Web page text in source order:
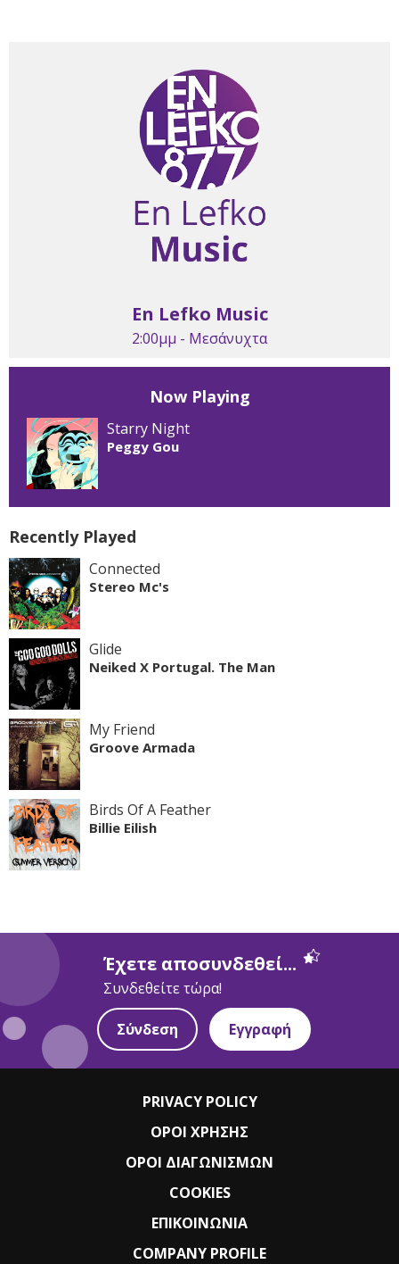
En Lefko Music
2:00μμ - Μεσάνυχτα
Now Playing
Starry Night
Peggy Gou
Recently Played
Connected
Stereo Mc's
Glide
Neiked X Portugal. The Man
My Friend
Groove Armada
Birds Of A Feather
Billie Eilish
Έχετε αποσυνδεθεί...
Συνδεθείτε τώρα!
Σύνδεση Εγγραφή
PRIVACY POLICY
ΟΡΟΙ ΧΡΗΣΗΣ
ΟΡΟΙ ΔΙΑΓΩΝΙΣΜΩΝ
COOKIES
ΕΠΙΚΟΙΝΩΝΙΑ
COMPANY PROFILE